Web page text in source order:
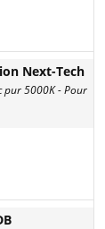
Next-Tech
pur 5000K - Pour